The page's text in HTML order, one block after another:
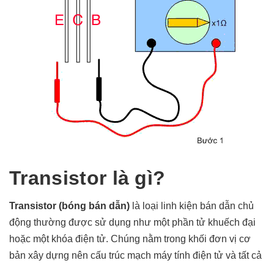
Transistor là gì?
Transistor (bóng bán dẫn) là loại linh kiện bán dẫn chủ
động thường được sử dụng như một phần tử khuếch đại
hoặc một khóa điện tử. Chúng nằm trong khối đơn vị cơ
bản xây dựng nên cấu trúc mạch máy tính điện tử và tất cả